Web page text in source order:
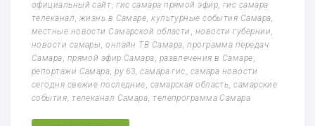
официальный сайт,гис самара прямой эфир, гис самара
телеканал, жизнь в Самаре,культурные события Самара,
местные новости Самарской области , новости губернии,
новости самары,онлайн ТВ Самара,программа передач
Самара, прямой эфир Самара, развлечения в Самаре,
репортажи Самара,ру 63,самара гис, самара новости
сегодня свежие последние, самарская область,самарские
события,телеканал Самара,телепрограмма Самара